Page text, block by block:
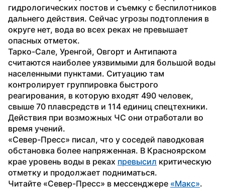
гидрологических постов и съемку с беспилотников
дальнего действия. Сейчас угрозы подтопления в
округе нет, вода во всех реках не превышает
опасных отметок.
Тарко-Сале, Уренгой, Овгорт и Антипаюта
считаются наиболее уязвимыми для большой воды
населенными пунктами. Ситуацию там
контролирует группировка быстрого
реагирования, в которую входят 490 человек,
свыше 70 плавсредств и 114 единиц спецтехники.
Действия при возможных ЧС они отработали во
время учений.
«Север-Пресс» писал, что у соседей паводковая
обстановка более напряженная. В Красноярском
крае уровень воды в реках превысил критическую
отметку и продолжает подниматься.
Читайте «Север-Пресс» в мессенджере «Макс».